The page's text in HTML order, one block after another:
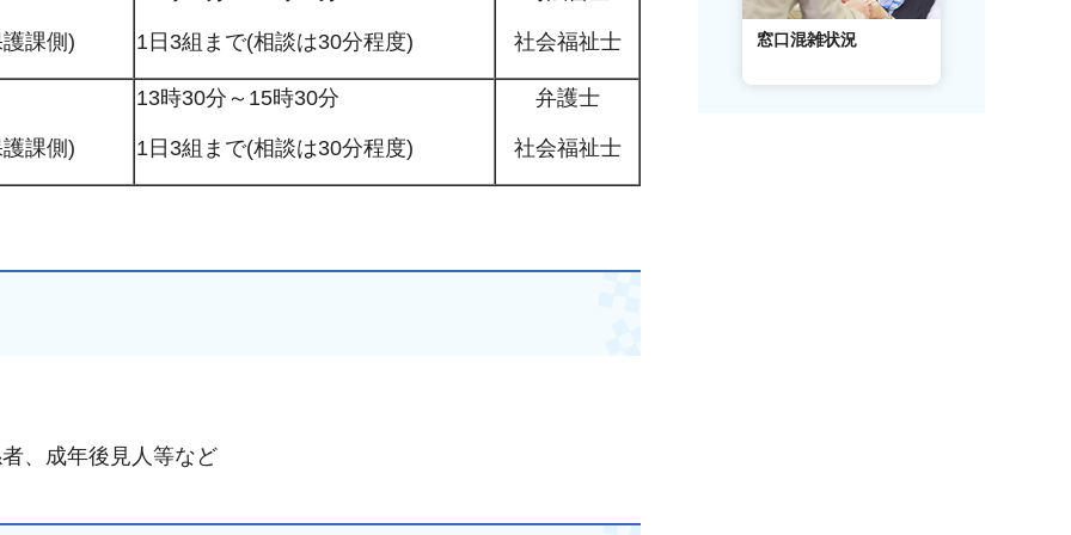
課側) 1日3組まで(相談は30分程度) 社会福祉士
課側)
13時30分～15時30分
1日3組まで(相談は30分程度)
弁護士
社会福祉士
、成年後見人等など
窓口事前予約 手続き
AIチャットボット 窓口混雑状況